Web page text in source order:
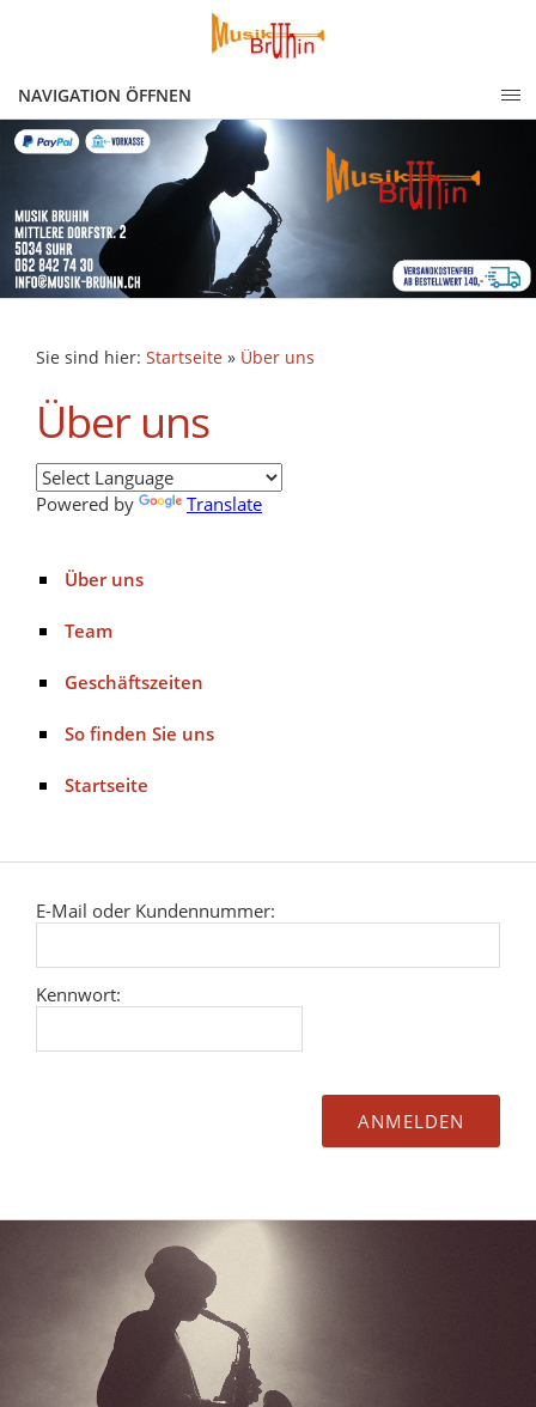
NAVIGATION ÖFFNEN
Sie sind hier: Startseite » Über uns
Über uns
Powered by Translate
Über uns
Team
Geschäftszeiten
So finden Sie uns
Startseite
E-Mail oder Kundennummer:
Kennwort: